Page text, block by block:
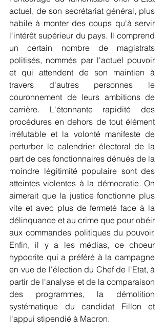
actuel, de son secrétariat général, plus
habile à monter des coups qu'à servir
l'intérêt supérieur du pays. Il comprend
un certain nombre de magistrats
politisés, nommés par l'actuel pouvoir
et qui attendent de son maintien à
travers d'autres personnes le
couronnement de leurs ambitions de
carrière. L'étonnante rapidité des
procédures en dehors de tout élément
irréfutable et la volonté manifeste de
perturber le calendrier électoral de la
part de ces fonctionnaires dénués de la
moindre légitimité populaire sont des
atteintes violentes à la démocratie. On
aimerait que la justice fonctionne plus
vite et avec plus de fermeté face à la
délinquance et au crime que pour obéir
aux commandes politiques du pouvoir.
Enfin, il y a les médias, ce choeur
hypocrite qui a préféré à la campagne
en vue de l'élection du Chef de l'Etat, à
partir de l'analyse et de la comparaison
des programmes, la démolition
systématique du candidat Fillon et
l'appui stipendié à Macron.